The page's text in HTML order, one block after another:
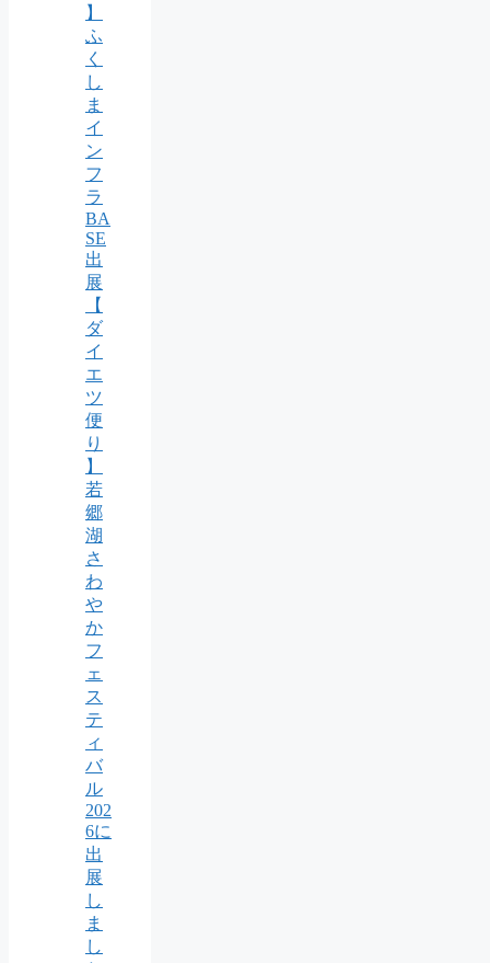
】
ふ
く
し
ま
イ
ン
フ
ラ
BA
SE
出
展
【
ダ
イ
エ
ツ
便
り
】
若
郷
湖
さ
わ
や
か
フ
ェ
ス
テ
ィ
バ
ル
202
6に
出
展
し
ま
し